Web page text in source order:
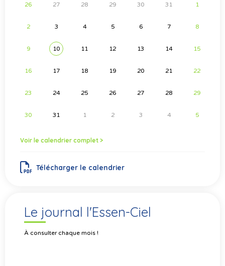
26 27 28 29 30 31 1
2 3 4 5 6 7 8
9 10 11 12 13 14 15
16 17 18 19 20 21 22
23 24 25 26 27 28 29
30 31 1 2 3 4 5
Voir le calendrier complet >
Télécharger le calendrier
Le journal l'Essen-Ciel
À consulter chaque mois !